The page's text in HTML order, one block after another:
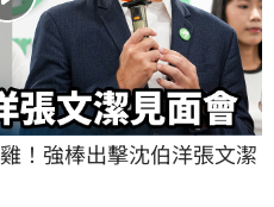
！強棒出擊沈伯洋張文潔